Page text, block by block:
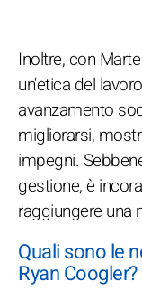
Inoltre, con
un'etica del
avanzamento
migliorarsi,
impegni.
gestione, è
raggiungere una
Quali sono le
Ryan Coogler?